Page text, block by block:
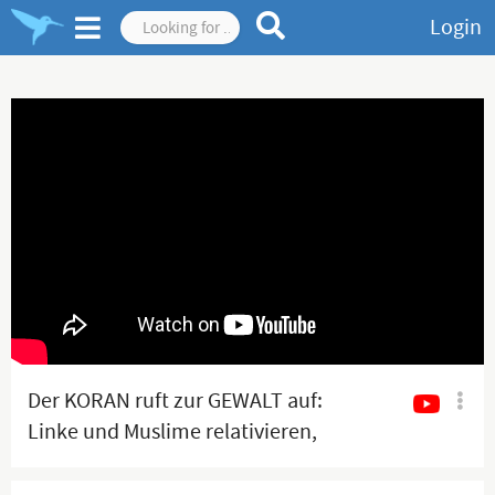
Login
Der KORAN ruft zur GEWALT auf:
Linke und Muslime relativieren,